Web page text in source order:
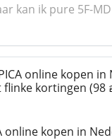
kan ik pure 5F-
online kopen
flinke kortingen (98
online kopen in